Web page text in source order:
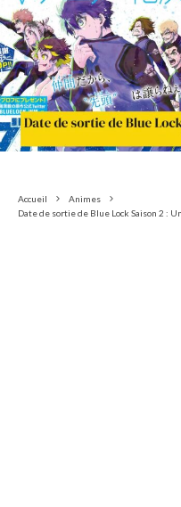
Accueil
Animes
Date de sortie de Blue Lock Saison 2 :